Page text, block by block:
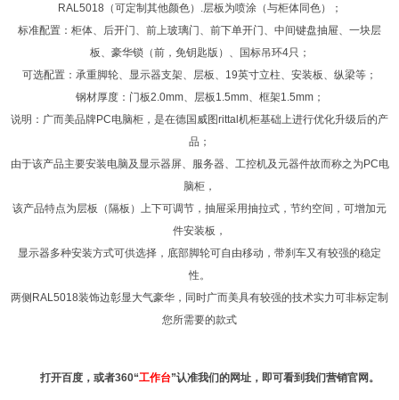
RAL5018（可定制其他颜色）.层板为喷涂（与柜体同色）；
标准配置：柜体、后开门、前上玻璃门、前下单开门、中间键盘抽屉、一块层
板、豪华锁（前，免钥匙版）、国标吊环4只；
可选配置：承重脚轮、显示器支架、层板、19英寸立柱、安装板、纵梁等；
钢材厚度：门板2.0mm、层板1.5mm、框架1.5mm；
说明：广而美品牌PC电脑柜，是在德国威图rittal机柜基础上进行优化升级后的产
品；
由于该产品主要安装电脑及显示器屏、服务器、工控机及元器件故而称之为PC电
脑柜，
该产品特点为层板（隔板）上下可调节，抽屉采用抽拉式，节约空间，可增加元
件安装板，
显示器多种安装方式可供选择，底部脚轮可自由移动，带刹车又有较强的稳定
性。
两侧RAL5018装饰边彰显大气豪华，同时广而美具有较强的技术实力可非标定制
您所需要的款式
打开百度，或者360“工作台”认准我们的网址，即可看到我们营销官网。